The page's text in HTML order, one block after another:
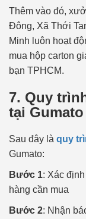
Thêm vào đó,
Đông, Xã Thới
Minh luôn hoạt
mua hộp carton
bạn TPHCM.
7. Quy
tại Gumato
Sau đây là quy
Gumato:
Bước 1: Xác
hàng cần mua
Bước 2: Nhận